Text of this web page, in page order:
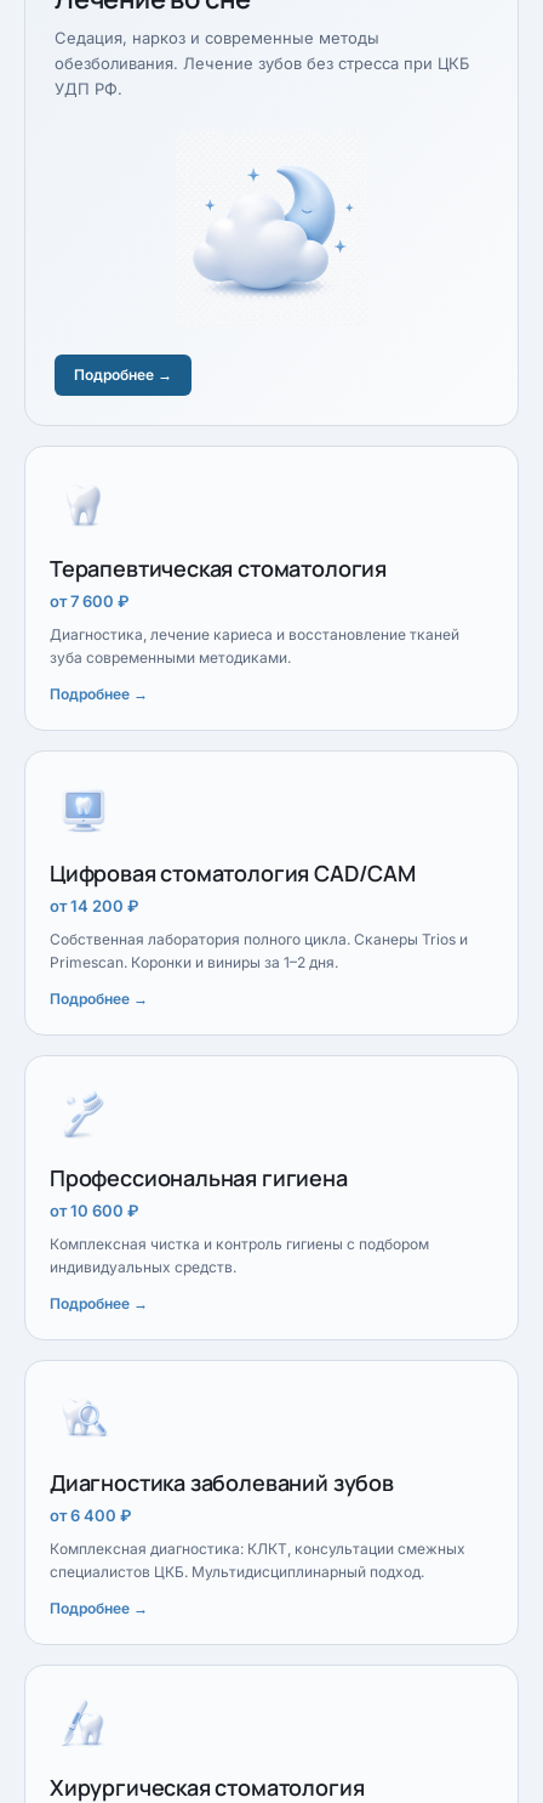
Седация, наркоз и современные методы
обезболивания. Лечение зубов без стресса при ЦКБ
УДП РФ.
Подробнее →
Терапевтическая стоматология
от 7 600 ₽
Диагностика, лечение кариеса и восстановление тканей
зуба современными методиками.
Подробнее →
Цифровая стоматология CAD/CAM
от 14 200 ₽
Собственная лаборатория полного цикла. Сканеры Trios и
Primescan. Коронки и виниры за 1–2 дня.
Подробнее →
Профессиональная гигиена
от 10 600 ₽
Комплексная чистка и контроль гигиены с подбором
индивидуальных средств.
Подробнее →
Диагностика заболеваний зубов
от 6 400 ₽
Комплексная диагностика: КЛКТ, консультации смежных
специалистов ЦКБ. Мультидисциплинарный подход.
Подробнее →
Хирургическая стоматология